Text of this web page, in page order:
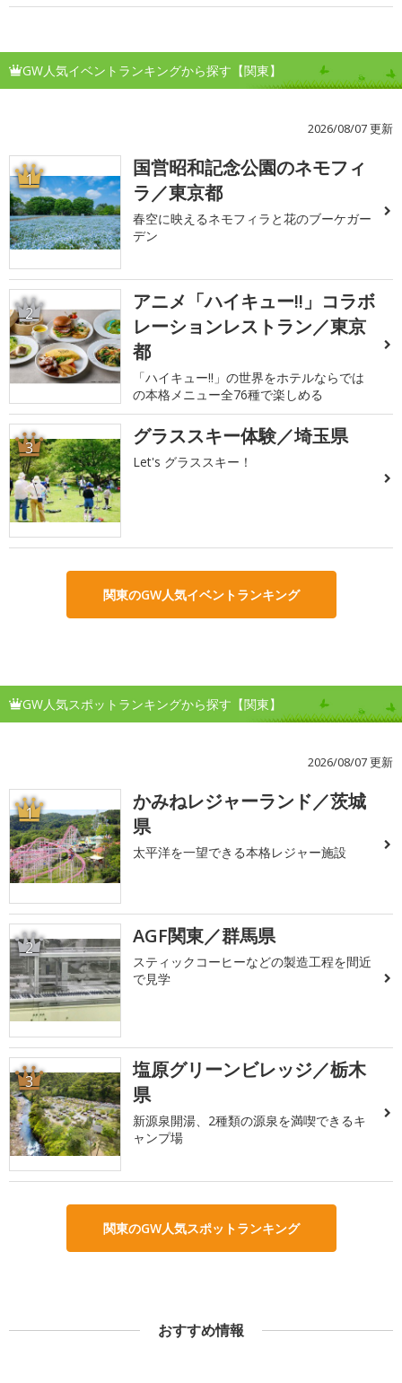
GW人気イベントランキングから探す【関東】
2026/08/07 更新
1
国営昭和記念公園のネモフィ
ラ／東京都
春空に映えるネモフィラと花のブーケガー
デン
2
アニメ「ハイキュー!!」コラボ
レーションレストラン／東京
都
「ハイキュー!!」の世界をホテルならでは
の本格メニュー全76種で楽しめる
3 グラススキー体験／埼玉県
Let's グラススキー！
関東のGW人気イベントランキング
GW人気スポットランキングから探す【関東】
2026/08/07 更新
1
かみねレジャーランド／茨城
県
太平洋を一望できる本格レジャー施設
2 AGF関東／群馬県
スティックコーヒーなどの製造工程を間近
で見学
3
塩原グリーンビレッジ／栃木
県
新源泉開湯、2種類の源泉を満喫できるキ
ャンプ場
関東のGW人気スポットランキング
おすすめ情報